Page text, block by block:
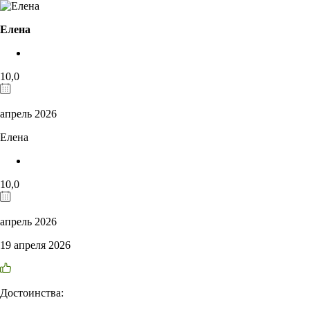
Елена
10,0
апрель 2026
Елена
10,0
апрель 2026
19 апреля 2026
Достоинства: